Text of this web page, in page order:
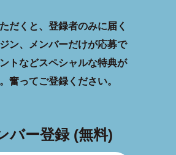
だくと、登録者のみに届く
ン、メンバーだけが応募で
トなどスペシャルな特典が
奮ってご登録ください。
バー登録 (無料)